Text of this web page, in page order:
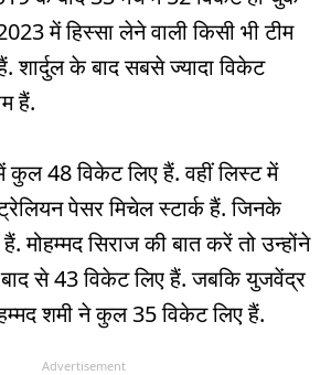
में हिस्सा लेने वाली किसी भी टीम
शार्दुल के बाद सबसे ज्यादा विकेट
हैं.
48 विकेट लिए हैं. वहीं लिस्ट में
पेसर मिचेल स्टार्क हैं. जिनके
मोहम्मद सिराज की बात करें तो उन्होंने
से 43 विकेट लिए हैं. जबकि युजवेंद्र
शमी ने कुल 35 विकेट लिए हैं.
Advertisement